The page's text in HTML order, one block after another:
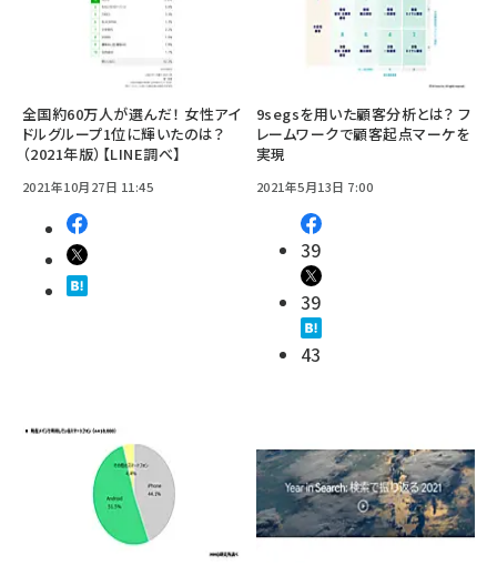
全国約60万人が選んだ！ 女性アイ
ドルグループ1位に輝いたのは？
（2021年版）【LINE調べ】
2021年10月27日 11:45
9segsを用いた顧客分析とは？ フ
レームワークで顧客起点マーケを
実現
2021年5月13日 7:00
39
39
43